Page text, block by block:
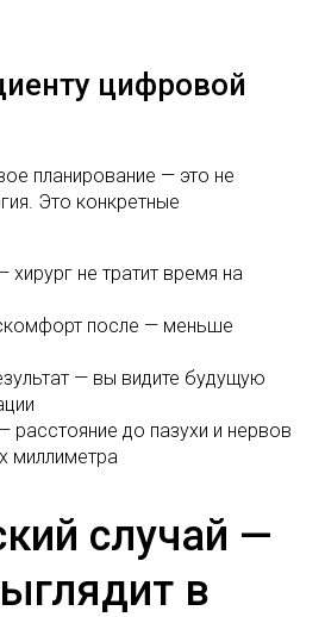
цифровой
планирование — это не
Это конкретные
не тратит время на
после — меньше
— вы видите будущую
расстояние до пазухи и нервов
миллиметра
случай —
в